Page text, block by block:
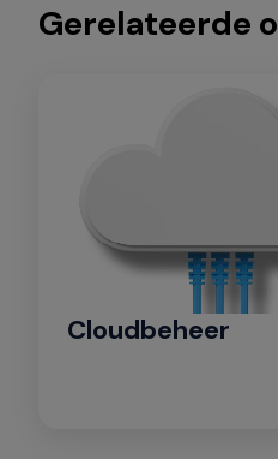
Gerelateerde
Cloudbeheer